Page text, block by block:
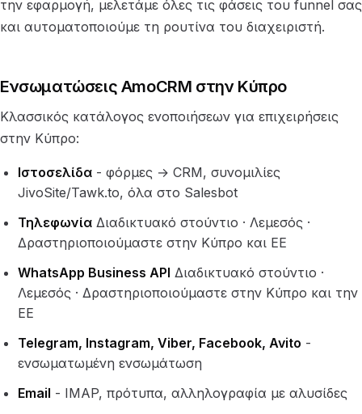
την εφαρμογή, μελετάμε όλες τις φάσεις του funnel σας
και αυτοματοποιούμε τη ρουτίνα του διαχειριστή.
Ενσωματώσεις AmoCRM στην Κύπρο
Κλασσικός κατάλογος ενοποιήσεων για επιχειρήσεις
στην Κύπρο:
Ιστοσελίδα - φόρμες → CRM, συνομιλίες
JivoSite/Tawk.to, όλα στο Salesbot
Τηλεφωνία Διαδικτυακό στούντιο · Λεμεσός ·
Δραστηριοποιούμαστε στην Κύπρο και ΕΕ
WhatsApp Business API Διαδικτυακό στούντιο ·
Λεμεσός · Δραστηριοποιούμαστε στην Κύπρο και την
ΕΕ
Telegram, Instagram, Viber, Facebook, Avito -
ενσωματωμένη ενσωμάτωση
Email - IMAP, πρότυπα, αλληλογραφία με αλυσίδες